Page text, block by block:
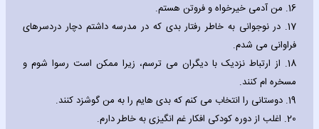
16. من آدمی خیرخواه و فروتن هستم.
17. در نوجوانی به خاطر رفتار بدی که در مدرسه داشتم دچار دردسرهای
فراوانی می شدم.
18. از ارتباط نزدیک با دیگران می ترسم، زیرا ممکن است رسوا شوم و
مسخره ام کنند.
19. دوستانی را انتخاب می کنم که بدی هایم را به من گوشزد کنند.
20. اغلب از دوره کودکی افکار غم انگیزی به خاطر دارم.